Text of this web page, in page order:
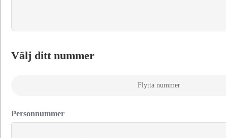
Välj ditt nummer
Flytta nummer
Personnummer